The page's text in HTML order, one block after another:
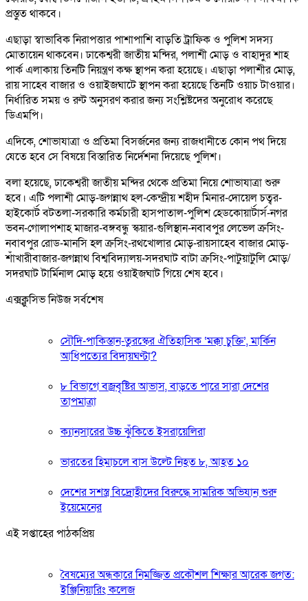
প্রস্তুত থাকবে।
এছাড়া স্বাভাবিক নিরাপত্তার পাশাপাশি বাড়তি ট্রাফিক ও পুলিশ সদস্য
মোতায়েন থাকবেন। ঢাকেশ্বরী জাতীয় মন্দির, পলাশী মোড় ও বাহাদুর শাহ
পার্ক এলাকায় তিনটি নিয়ন্ত্রণ কক্ষ স্থাপন করা হয়েছে। এছাড়া পলাশীর মোড়,
রায় সাহেব বাজার ও ওয়াইজঘাটে স্থাপন করা হয়েছে তিনটি ওয়াচ টাওয়ার।
নির্ধারিত সময় ও রুট অনুসরণ করার জন্য সংশ্লিষ্টদের অনুরোধ করেছে
ডিএমপি।
এদিকে, শোভাযাত্রা ও প্রতিমা বিসর্জনের জন্য রাজধানীতে কোন পথ দিয়ে
যেতে হবে সে বিষয়ে বিস্তারিত নির্দেশনা দিয়েছে পুলিশ।
বলা হয়েছে, ঢাকেশ্বরী জাতীয় মন্দির থেকে প্রতিমা নিয়ে শোভাযাত্রা শুরু
হবে। এটি পলাশী মোড়-জগন্নাথ হল-কেন্দ্রীয় শহীদ মিনার-দোয়েল চত্বর-
হাইকোর্ট বটতলা-সরকারি কর্মচারী হাসপাতাল-পুলিশ হেডকোয়ার্টার্স-নগর
ভবন-গোলাপশাহ মাজার-বঙ্গবন্ধু স্কয়ার-গুলিস্থান-নবাবপুর লেভেল ক্রসিং-
নবাবপুর রোড-মানসি হল ক্রসিং-রথখোলার মোড়-রায়সাহেব বাজার মোড়-
শাঁখারীবাজার-জগন্নাথ বিশ্ববিদ্যালয়-সদরঘাট বাটা ক্রসিং-পাটুয়াটুলি মোড়/
সদরঘাট টার্মিনাল মোড় হয়ে ওয়াইজঘাট গিয়ে শেষ হবে।
এক্সক্লুসিভ নিউজ সর্বশেষ
সৌদি-পাকিস্তান-তুরস্কের ঐতিহাসিক ‘মক্কা চুক্তি’, মার্কিন
আধিপত্যের বিদায়ঘণ্টা?
৮ বিভাগে বজ্রবৃষ্টির আভাস, বাড়তে পারে সারা দেশের
তাপমাত্রা
ক্যানসারের উচ্চ ঝুঁকিতে ইসরায়েলিরা
ভারতের হিমাচলে বাস উল্টে নিহত ৮, আহত ১০
দেশের সশস্ত্র বিদ্রোহীদের বিরুদ্ধে সামরিক অভিযান শুরু
ইয়েমেনের
এই সপ্তাহের পাঠকপ্রিয়
বৈষম্যের অন্ধকারে নিমজ্জিত প্রকৌশল শিক্ষার আরেক জগত:
ইঞ্জিনিয়ারিং কলেজ